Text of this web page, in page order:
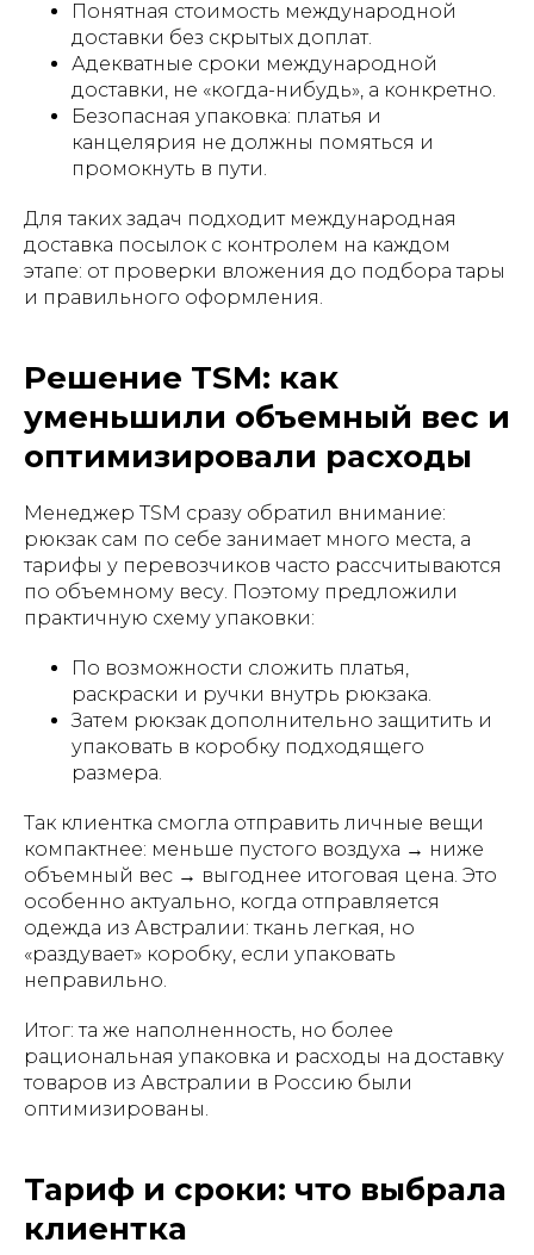
Понятная стоимость международной
доставки без скрытых доплат.
Адекватные сроки международной
доставки, не «когда-нибудь», а конкретно.
Безопасная упаковка: платья и
канцелярия не должны помяться и
промокнуть в пути.
Для таких задач подходит международная
доставка посылок с контролем на каждом
этапе: от проверки вложения до подбора тары
и правильного оформления.
Решение TSM: как
уменьшили объемный вес и
оптимизировали расходы
Менеджер TSM сразу обратил внимание:
рюкзак сам по себе занимает много места, а
тарифы у перевозчиков часто рассчитываются
по объемному весу. Поэтому предложили
практичную схему упаковки:
По возможности сложить платья,
раскраски и ручки внутрь рюкзака.
Затем рюкзак дополнительно защитить и
упаковать в коробку подходящего
размера.
Так клиентка смогла отправить личные вещи
компактнее: меньше пустого воздуха → ниже
объемный вес → выгоднее итоговая цена. Это
особенно актуально, когда отправляется
одежда из Австралии: ткань легкая, но
«раздувает» коробку, если упаковать
неправильно.
Итог: та же наполненность, но более
рациональная упаковка и расходы на доставку
товаров из Австралии в Россию были
оптимизированы.
Тариф и сроки: что выбрала
клиентка